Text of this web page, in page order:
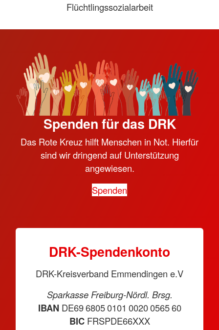
Flüchtlingssozialarbeit
Spenden für das DRK
Das Rote Kreuz hilft Menschen in Not. Hierfür
sind wir dringend auf Unterstützung
angewiesen.
Spenden
DRK-Spendenkonto
DRK-Kreisverband Emmendingen e.V
Sparkasse Freiburg-Nördl. Brsg.
IBANDE69 6805 0101 0020 0565 60
BICFRSPDE66XXX